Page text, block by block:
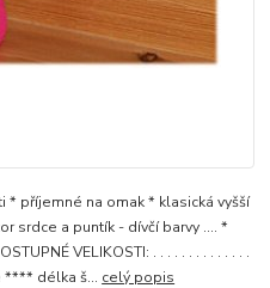
* příjemné na omak * klasická vyšší
srdce a puntík - dívčí barvy .... *
VELIKOSTI: . . . . . . . . . . . . . .
**** délka š... celý popis